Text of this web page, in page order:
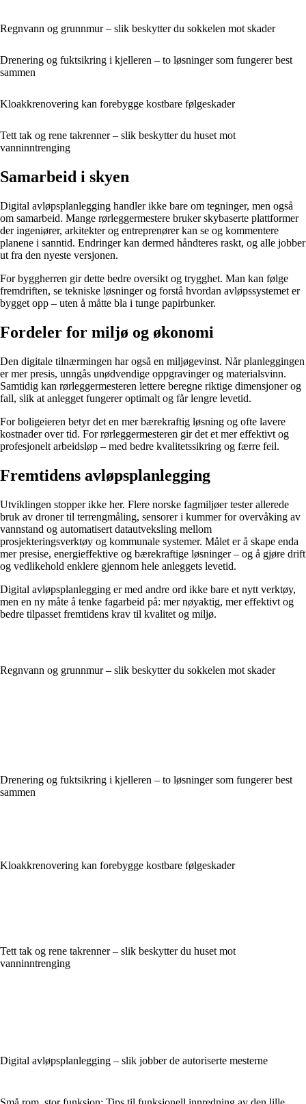
Regnvann og grunnmur – slik beskytter du sokkelen mot skader
Drenering og fuktsikring i kjelleren – to løsninger som fungerer best
sammen
Kloakkrenovering kan forebygge kostbare følgeskader
Tett tak og rene takrenner – slik beskytter du huset mot
vanninntrenging
Samarbeid i skyen
Digital avløpsplanlegging handler ikke bare om tegninger, men også
om samarbeid. Mange rørleggermestere bruker skybaserte plattformer
der ingeniører, arkitekter og entreprenører kan se og kommentere
planene i sanntid. Endringer kan dermed håndteres raskt, og alle jobber
ut fra den nyeste versjonen.
For byggherren gir dette bedre oversikt og trygghet. Man kan følge
fremdriften, se tekniske løsninger og forstå hvordan avløpssystemet er
bygget opp – uten å måtte bla i tunge papirbunker.
Fordeler for miljø og økonomi
Den digitale tilnærmingen har også en miljøgevinst. Når planleggingen
er mer presis, unngås unødvendige oppgravinger og materialsvinn.
Samtidig kan rørleggermesteren lettere beregne riktige dimensjoner og
fall, slik at anlegget fungerer optimalt og får lengre levetid.
For boligeieren betyr det en mer bærekraftig løsning og ofte lavere
kostnader over tid. For rørleggermesteren gir det et mer effektivt og
profesjonelt arbeidsløp – med bedre kvalitetssikring og færre feil.
Fremtidens avløpsplanlegging
Utviklingen stopper ikke her. Flere norske fagmiljøer tester allerede
bruk av droner til terrengmåling, sensorer i kummer for overvåking av
vannstand og automatisert datautveksling mellom
prosjekteringsverktøy og kommunale systemer. Målet er å skape enda
mer presise, energieffektive og bærekraftige løsninger – og å gjøre drift
og vedlikehold enklere gjennom hele anleggets levetid.
Digital avløpsplanlegging er med andre ord ikke bare et nytt verktøy,
men en ny måte å tenke fagarbeid på: mer nøyaktig, mer effektivt og
bedre tilpasset fremtidens krav til kvalitet og miljø.
Regnvann og grunnmur – slik beskytter du sokkelen mot skader
Drenering og fuktsikring i kjelleren – to løsninger som fungerer best
sammen
Kloakkrenovering kan forebygge kostbare følgeskader
Tett tak og rene takrenner – slik beskytter du huset mot
vanninntrenging
Digital avløpsplanlegging – slik jobber de autoriserte mesterne